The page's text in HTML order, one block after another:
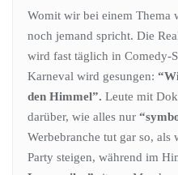
Womit wir bei einem Thema
noch jemand spricht. Die
wird fast täglich in Comedy-
Karneval wird gesungen:
den Himmel”. Leute mit
darüber, wie alles nur
Werbebranche tut gar so,
Party steigen, während im